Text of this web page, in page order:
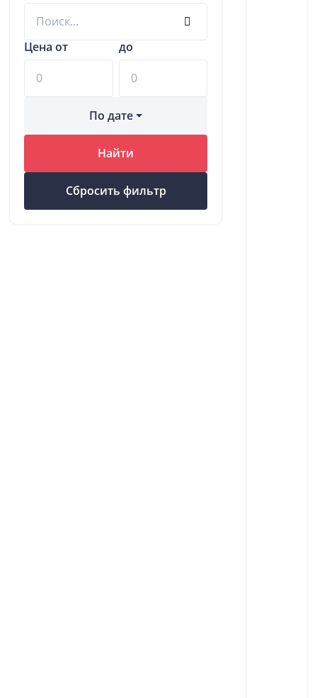
Цена от до
По дате
Найти
Сбросить фильтр